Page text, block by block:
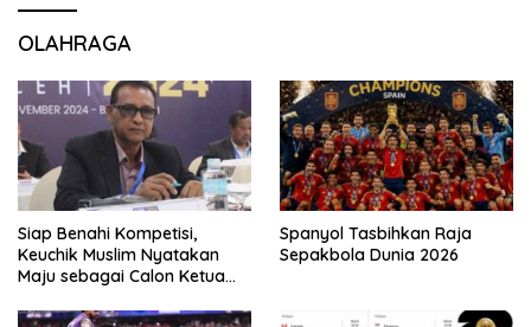
OLAHRAGA
Siap Benahi Kompetisi,
Keuchik Muslim Nyatakan
Maju sebagai Calon Ketua
Spanyol Tasbihkan Raja
Sepakbola Dunia 2026